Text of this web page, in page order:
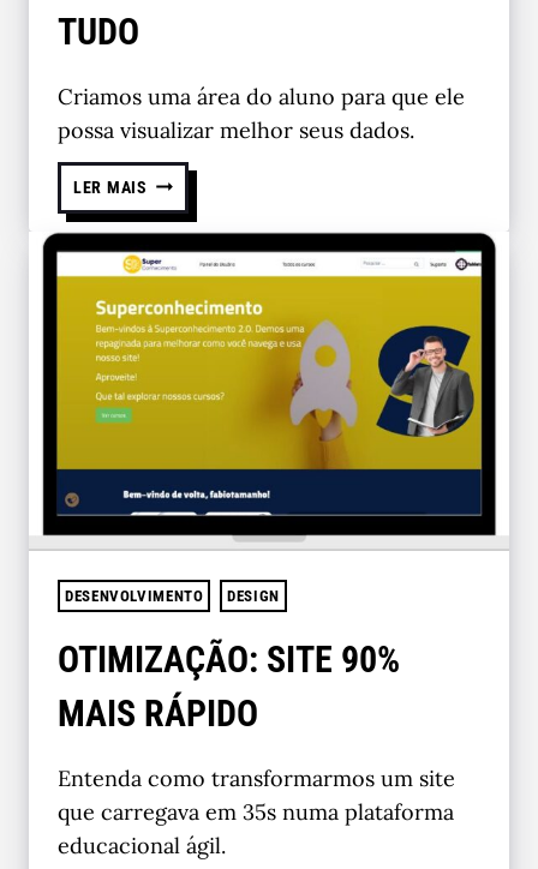
TUDO
Criamos uma área do aluno para que ele
possa visualizar melhor seus dados.
LER MAIS
DESENVOLVIMENTO DESIGN
OTIMIZAÇÃO: SITE 90%
MAIS RÁPIDO
Entenda como transformarmos um site
que carregava em 35s numa plataforma
educacional ágil.